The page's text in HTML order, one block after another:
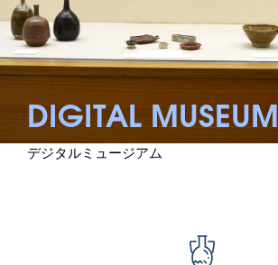
DIGITAL MUSEUM
デジタルミュージアム